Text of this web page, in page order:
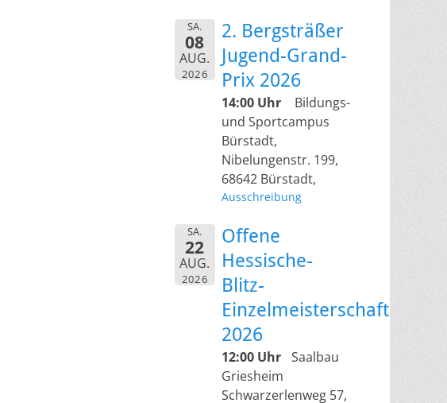
SA.
08
AUG.
2026
2. Bergsträßer
Jugend-Grand-
Prix 2026
14:00 Uhr
Bildungs-
und Sportcampus
Bürstadt,
Nibelungenstr. 199,
68642 Bürstadt,
Ausschreibung
SA.
22
AUG.
2026
Offene
Hessische-
Blitz-
Einzelmeisterschaft
2026
12:00 Uhr Saalbau
Griesheim
Schwarzerlenweg 57,